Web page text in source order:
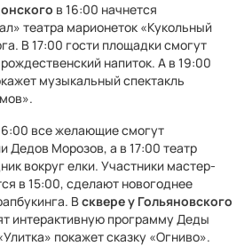
в 16:00 начнется
театра марионеток «Кукольный
В 17:00 гости площадки смогут
напиток. А в 19:00
музыкальный спектакль
все желающие смогут
Дедов Морозов, а в 17:00 театр
вокруг елки. Участники мастер-
в 15:00, сделают новогоднее
Всквере у Гольяновского
интерактивную программу Деды
покажет сказку «Огниво».